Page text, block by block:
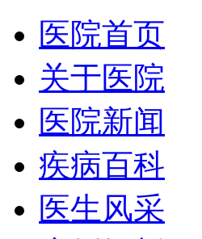
医院首页
关于医院
医院新闻
疾病百科
医生风采